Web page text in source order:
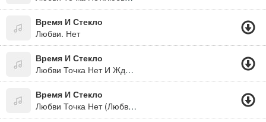
Время И Стекло
Любви. Нет
Время И Стекло
Любви Точка Нет И Жду Я Звоночка, В Любовь Я Не Верю Любви Точка Нет
Время И Стекло
Любви Точка Нет (Любви.нет) (2011)